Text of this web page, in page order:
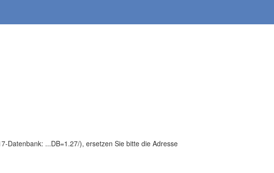
Datenbank: ...DB=1.27/), ersetzen Sie bitte die Adresse